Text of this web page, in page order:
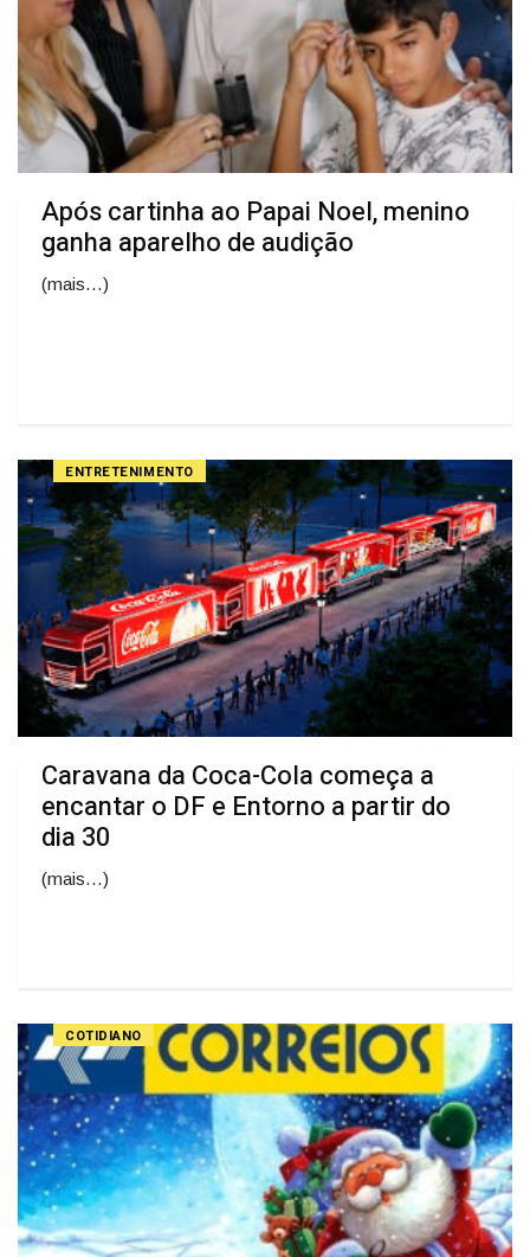
Após cartinha ao Papai Noel, menino
ganha aparelho de audição
(mais…)
ENTRETENIMENTO
Caravana da Coca-Cola começa a
encantar o DF e Entorno a partir do
dia 30
(mais…)
COTIDIANO